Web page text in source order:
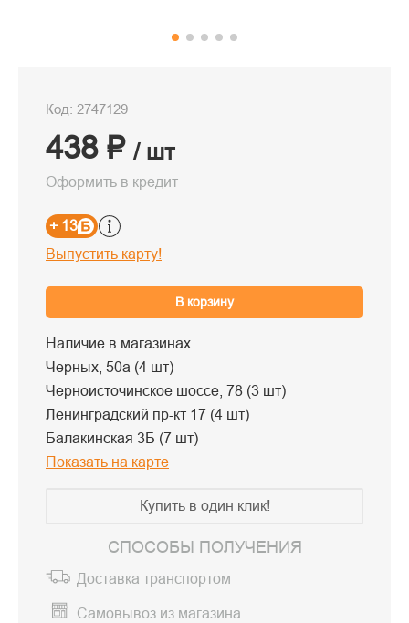
Код: 2747129
438 ₽ / шт
Оформить в кредит
+ 13
Выпустить карту!
В корзину
Наличие в магазинах
Черных, 50а (4 шт)
Черноисточинское шоссе, 78 (3 шт)
Ленинградский пр-кт 17 (4 шт)
Балакинская 3Б (7 шт)
Показать на карте
Купить в один клик!
СПОСОБЫ ПОЛУЧЕНИЯ
Доставка транспортом
Самовывоз из магазина